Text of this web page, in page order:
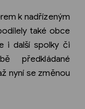
k nadřízeným
také obce
i další spolky či
předkládané
nyní se změnou